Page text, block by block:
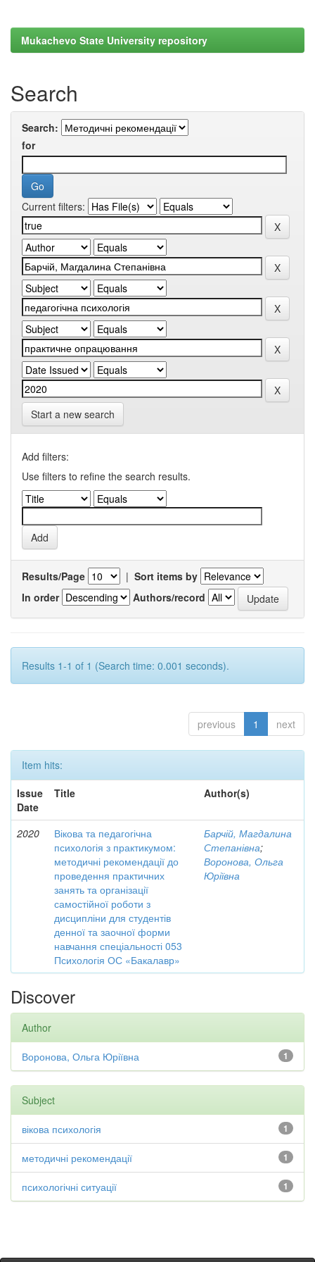
Mukachevo State University repository
Search
Search:
for
Current filters:
Start a new search
Add filters:
Use filters to refine the search results.
Results/Page | Sort items by
In order
Authors/record
Results 1-1 of 1 (Search time: 0.001 seconds).
previous 1 next
Item hits:
Issue
Date
Title Author(s)
2020
Вікова та педагогічна
психологія з практикумом:
методичні рекомендації до
проведення практичних
занять та організації
самостійної роботи з
дисципліни для студентів
денної та заочної форми
навчання спеціальності 053
Психологія ОС «Бакалавр»
Барчій, Магдалина
Степанівна;
Воронова, Ольга
Юріївна
Discover
Author
1
Воронова, Ольга Юріївна
Subject
1
вікова психологія
1
методичні рекомендації
1
психологічні ситуації